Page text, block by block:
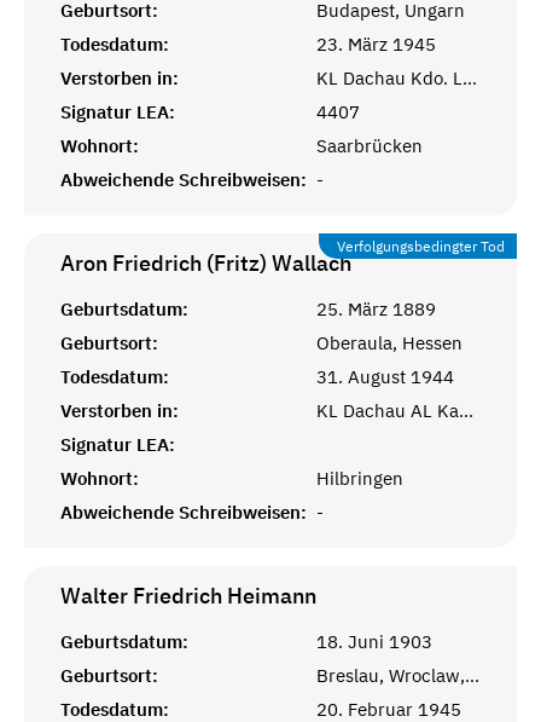
Geburtsort:
Budapest, Ungarn
Todesdatum:
23. März 1945
Verstorben in:
KL Dachau Kdo. Lauingen
Signatur LEA:
4407
Wohnort:
Saarbrücken
Abweichende Schreibweisen: -
Verfolgungsbedingter Tod
Aron Friedrich (Fritz) Wallach
Geburtsdatum:
25. März 1889
Geburtsort:
Oberaula, Hessen
Todesdatum:
31. August 1944
Verstorben in:
KL Dachau AL Kaufering
Signatur LEA:
Wohnort:
Hilbringen
Abweichende Schreibweisen: -
Walter Friedrich Heimann
Geburtsdatum:
18. Juni 1903
Geburtsort:
Breslau, Wroclaw, Polen
Todesdatum:
20. Februar 1945